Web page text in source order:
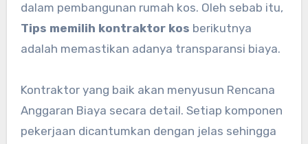
dalam pembangunan rumah kos. Oleh sebab itu,
Tips memilih kontraktor kos berikutnya
adalah memastikan adanya transparansi biaya.
Kontraktor yang baik akan menyusun Rencana
Anggaran Biaya secara detail. Setiap komponen
pekerjaan dicantumkan dengan jelas sehingga